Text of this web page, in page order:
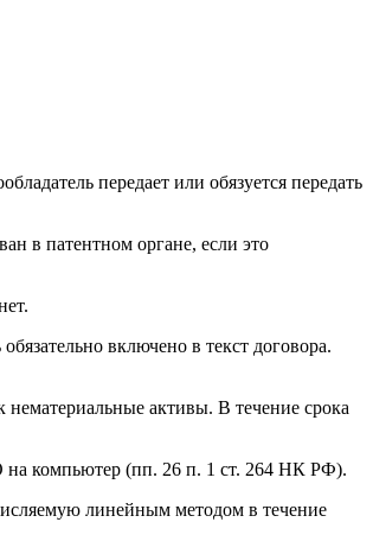
передает или обязуется передать
в патентном органе, если это
включено в текст договора.
активы. В течение срока
на компьютер (пп. 26 п. 1 ст. 264 НК РФ).
линейным методом в течение